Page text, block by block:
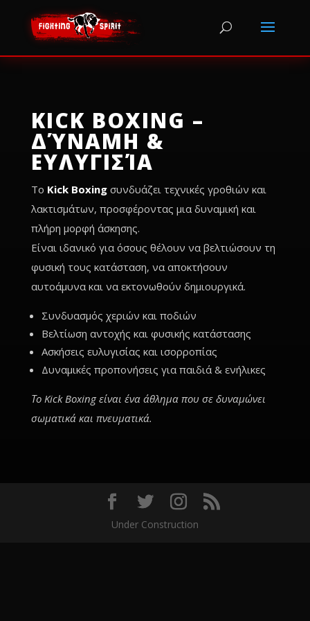
KICK BOXING –
ΔΎΝΑΜΗ &
ΕΥΛΥΓΙΣΊΑ
Το Kick Boxingσυνδυάζει τεχνικές γροθιών και
λακτισμάτων, προσφέροντας μια δυναμική και
πλήρη μορφή άσκησης.
Είναι ιδανικό για όσους θέλουν να βελτιώσουν τη
φυσική τους κατάσταση, να αποκτήσουν
αυτοάμυνα και να εκτονωθούν δημιουργικά.
Συνδυασμός χεριών και ποδιών
Βελτίωση αντοχής και φυσικής κατάστασης
Ασκήσεις ευλυγισίας και ισορροπίας
Δυναμικές προπονήσεις για παιδιά & ενήλικες
Το Kick Boxing είναι ένα άθλημα που σε δυναμώνει
σωματικά και πνευματικά.
Under Construction